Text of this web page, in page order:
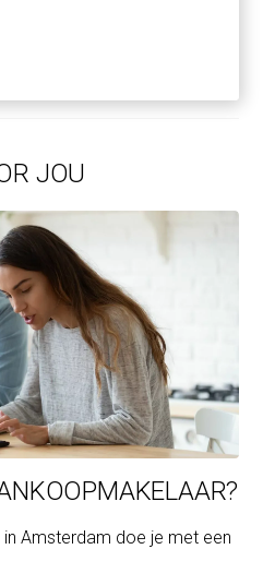
JOU
Amsterdam doe je met een